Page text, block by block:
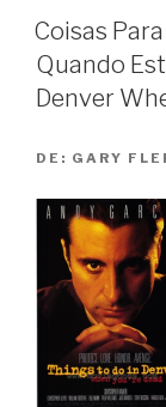
Coisas
Quando
Denver
DE: GARY